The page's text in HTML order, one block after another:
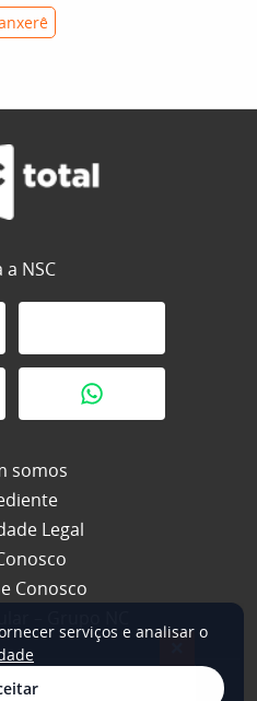
a NSC
somos
Legal
Conosco
serviços e analisar o